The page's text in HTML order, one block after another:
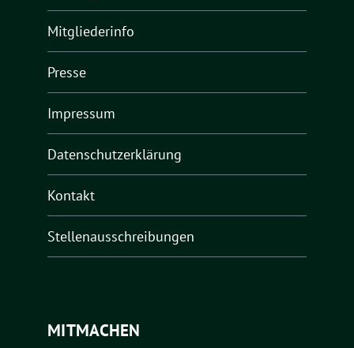
Mitgliederinfo
Presse
Impressum
Datenschutzerklärung
Kontakt
Stellenausschreibungen
MITMACHEN